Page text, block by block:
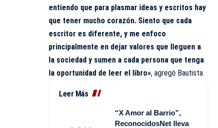
entiendo que para plasmar ideas y escritos hay
que tener mucho corazón. Siento que cada
escritor es diferente, y me enfoco
principalmente en dejar valores que lleguen a
la sociedad y sumen a cada persona que tenga
la oportunidad de leer el libro», agregó Bautista.
Leer Más
“X Amor al Barrio”,
ReconocidosNet lleva